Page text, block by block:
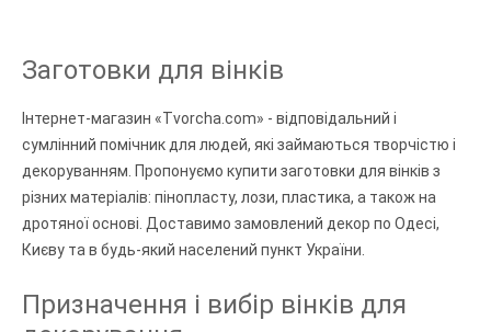
Заготовки для вінків
Інтернет-магазин «Tvorcha.com» - відповідальний і
сумлінний помічник для людей, які займаються творчістю і
декоруванням. Пропонуємо купити заготовки для вінків з
різних матеріалів: пінопласту, лози, пластика, а також на
дротяної основі. Доставимо замовлений декор по Одесі,
Києву та в будь-який населений пункт України.
Призначення і вибір вінків для